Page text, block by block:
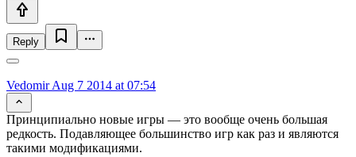
Reply
VedomirAug 7 2014 at 07:54
Принципиально новые игры — это вообще очень большая
редкость. Подавляющее большинство игр как раз и являются
такими модификациями.